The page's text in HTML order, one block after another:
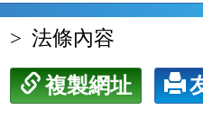
法條內容
複製網址